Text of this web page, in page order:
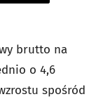
brutto na
o 4,6
spośród